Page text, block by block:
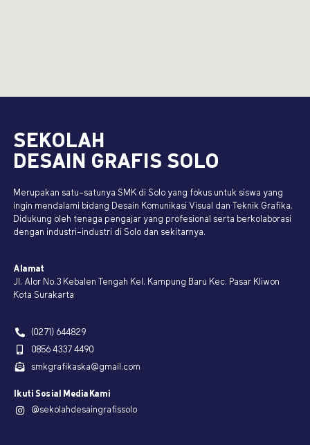
SEKOLAH
DESAIN GRAFIS SOLO
Merupakan satu-satunya SMK di Solo yang fokus untuk siswa yang
ingin mendalami bidang Desain Komunikasi Visual dan Teknik Grafika.
Didukung oleh tenaga pengajar yang profesional serta berkolaborasi
dengan industri-industri di Solo dan sekitarnya.
Alamat
Jl. Alor No.3 Kebalen Tengah Kel. Kampung Baru Kec. Pasar Kliwon
Kota Surakarta
(0271) 644829
0856 4337 4490
smkgrafikaska@gmail.com
Ikuti Sosial Media Kami
@sekolahdesaingrafissolo